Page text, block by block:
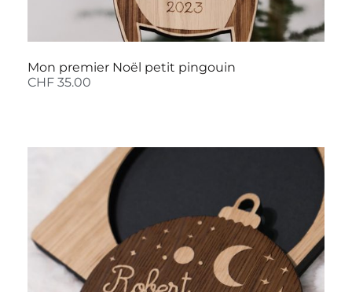
Mon premier Noël petit pingouin
CHF 35.00